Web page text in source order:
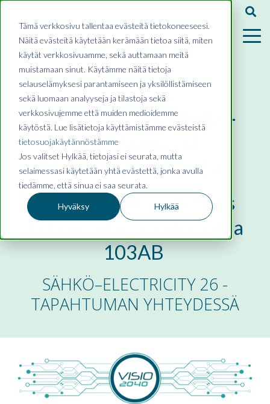
Tämä verkkosivu tallentaa evästeitä tietokoneeseesi.
Näitä evästeitä käytetään kerämään tietoa siitä, miten
käytät verkkosivuamme, sekä auttamaan meitä
muistamaan sinut. Käytämme näitä tietoja
selauselämyksesi parantamiseen ja yksilöllistämiseen
sekä luomaan analyyseja ja tilastoja sekä
verkkosivujemme että muiden medioidemme
käytöstä. Lue lisätietoja käyttämistämme evästeistä
tietosuojakäytännöstämme
Jos valitset Hylkää, tietojasi ei seurata, mutta
selaimessasi käytetään yhtä evästettä, jonka avulla
tiedämme, että sinua ei saa seurata.
Hyväksy Hylkää
Hyvinvointia sähköllä -
visioseminaari
torstaina 16.4.2026
Helsingin Messukeskus
Kokoussiipi, seminaaritila
103AB
SÄHKÖ–ELECTRICITY 26 -
TAPAHTUMAN YHTEYDESSÄ